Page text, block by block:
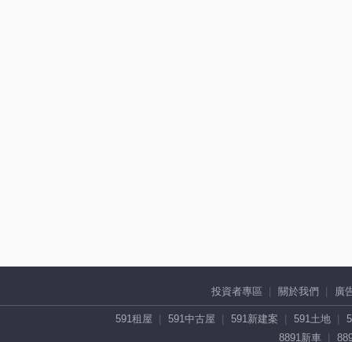
投資者專區 關於我們 廣
591租屋 591中古屋 591新建案 591土地
8891新車